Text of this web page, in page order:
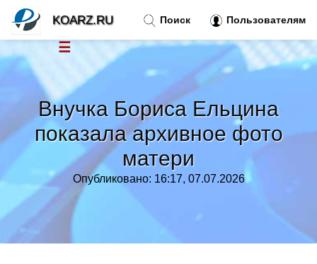
Внучка Бориса Ельцина
показала архивное фото
матери
Опубликовано: 16:17, 07.07.2026
Поиск Пользователям
KOARZ.RU
☰
Новости
Тренды новостей »
»
Правила »
Контакт»